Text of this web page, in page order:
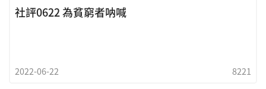
社評0622 為貧窮者呐喊
2022-06-22 8221